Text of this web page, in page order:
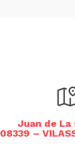
Juan de La
08339 –